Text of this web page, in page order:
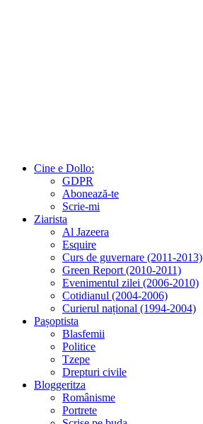
Cine e Dollo:
GDPR
Abonează-te
Scrie-mi
Ziarista
Al Jazeera
Esquire
Curs de guvernare (2011-2013)
Green Report (2010-2011)
Evenimentul zilei (2006-2010)
Cotidianul (2004-2006)
Curierul național (1994-2004)
Pașoptista
Blasfemii
Politice
Tzepe
Drepturi civile
Bloggeritza
Românisme
Portrete